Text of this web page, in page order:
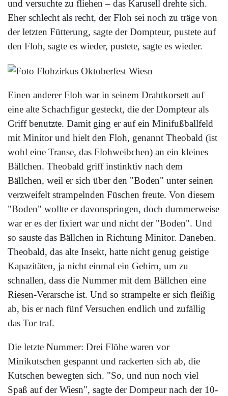
und versuchte zu fliehen – das Karusell drehte sich.
Eher schlecht als recht, der Floh sei noch zu träge von
der letzten Fütterung, sagte der Dompteur, pustete auf
den Floh, sagte es wieder, pustete, sagte es wieder.
Einen anderer Floh war in seinem Drahtkorsett auf
eine alte Schachfigur gesteckt, die der Dompteur als
Griff benutzte. Damit ging er auf ein Minifußballfeld
mit Minitor und hielt den Floh, genannt Theobald (ist
wohl eine Transe, das Flohweibchen) an ein kleines
Bällchen. Theobald griff instinktiv nach dem
Bällchen, weil er sich über den "Boden" unter seinen
verzweifelt strampelnden Füschen freute. Von diesem
"Boden" wollte er davonspringen, doch dummerweise
war er es der fixiert war und nicht der "Boden". Und
so sauste das Bällchen in Richtung Minitor. Daneben.
Theobald, das alte Insekt, hatte nicht genug geistige
Kapazitäten, ja nicht einmal ein Gehirn, um zu
schnallen, dass die Nummer mit dem Bällchen eine
Riesen-Verarsche ist. Und so strampelte er sich fleißig
ab, bis er nach fünf Versuchen endlich und zufällig
das Tor traf.
Die letzte Nummer: Drei Flöhe waren vor
Minikutschen gespannt und rackerten sich ab, die
Kutschen bewegten sich. "So, und nun noch viel
Spaß auf der Wiesn", sagte der Dompeur nach der 10-